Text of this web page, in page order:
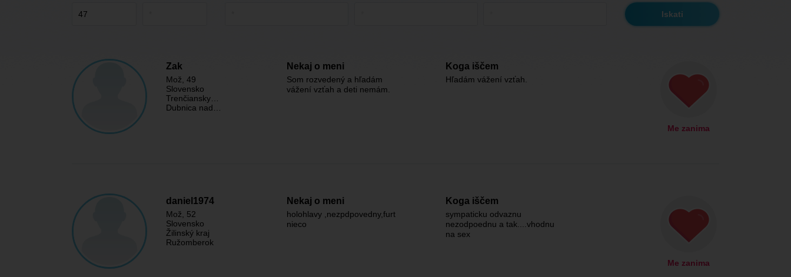
Zak
Mož , 49
Slovensko
Trenčiansky…
Dubnica nad…
Nekaj o meni
Som rozvedený a hľadám
vážení vzťah a deti nemám.
Koga iščem
Hľadám vážení vzťah.
Me zanima
daniel1974
Mož , 52
Slovensko
Žilinský kraj
Ružomberok
Nekaj o meni
holohlavy ,nezpdpovedny,furt
nieco
Koga iščem
sympaticku odvaznu
nezodpoednu a tak....vhodnu
na sex
Me zanima